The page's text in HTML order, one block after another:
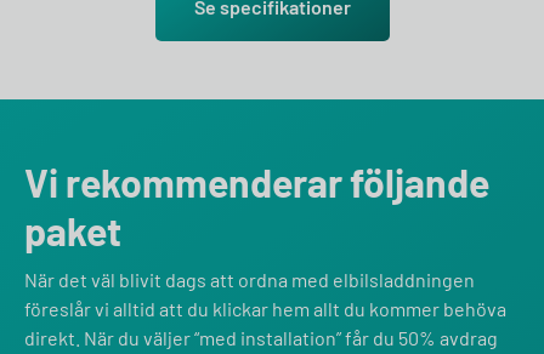
Se specifikationer
Vi rekommenderar följande
paket
När det väl blivit dags att ordna med elbilsladdningen
föreslår vi alltid att du klickar hem allt du kommer behöva
direkt. När du väljer “med installation” får du 50% avdrag